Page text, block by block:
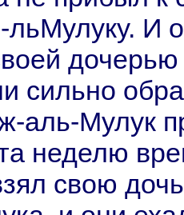
И
сильно
аль-Мулук
неделю
свою